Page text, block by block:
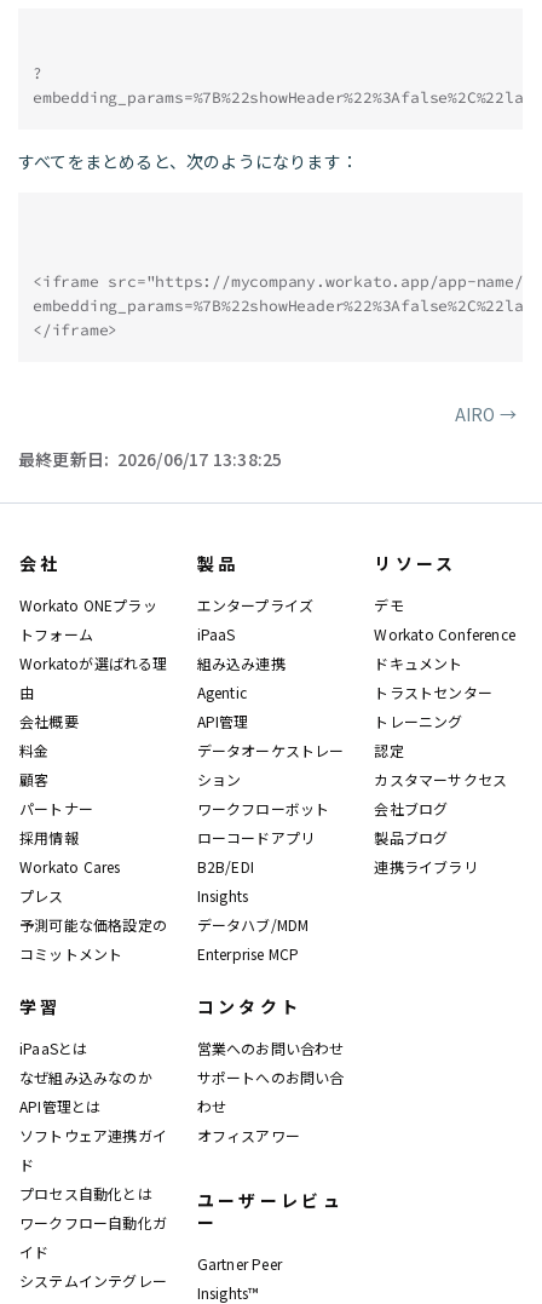
?
すべてをまとめると、次のようになります：
<iframe src="https://mycompany.workato.app/app-name/?
</iframe>
AIRO →
最終更新日: 2026/06/17 13:38:25
会社
Workato ONEプラッ
トフォーム
Workatoが選ばれる理
由
会社概要
料金
顧客
パートナー
採用情報
Workato Cares
プレス
予測可能な価格設定の
コミットメント
製品
エンタープライズ
iPaaS
組み込み連携
Agentic
API管理
データオーケストレー
ション
ワークフローボット
ローコードアプリ
B2B/EDI
Insights
データハブ/MDM
Enterprise MCP
リソース
デモ
Workato Conference
ドキュメント
トラストセンター
トレーニング
認定
カスタマーサクセス
会社ブログ
製品ブログ
連携ライブラリ
学習
iPaaSとは
なぜ組み込みなのか
API管理とは
ソフトウェア連携ガイ
ド
プロセス自動化とは
ワークフロー自動化ガ
イド
システムインテグレー
コンタクト
営業へのお問い合わせ
サポートへのお問い合
わせ
オフィスアワー
ユーザーレビュ
ー
Gartner Peer
Insights™